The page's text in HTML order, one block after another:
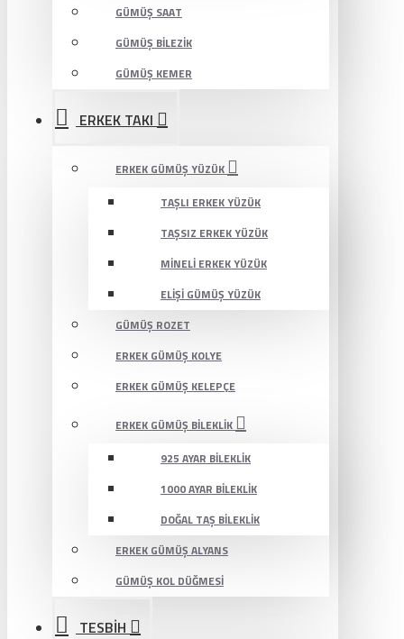
GÜMÜŞ SAAT
GÜMÜŞ BILEZIK
GÜMÜŞ KEMER
ERKEK TAKI
ERKEK GÜMÜŞ YÜZÜK
TAŞLI ERKEK YÜZÜK
TAŞSIZ ERKEK YÜZÜK
MINELI ERKEK YÜZÜK
ELIŞI GÜMÜŞ YÜZÜK
GÜMÜŞ ROZET
ERKEK GÜMÜŞ KOLYE
ERKEK GÜMÜŞ KELEPÇE
ERKEK GÜMÜŞ BILEKLIK
925 AYAR BILEKLIK
1000 AYAR BILEKLIK
DOĞAL TAŞ BILEKLIK
ERKEK GÜMÜŞ ALYANS
GÜMÜŞ KOL DÜĞMESI
TESBİH